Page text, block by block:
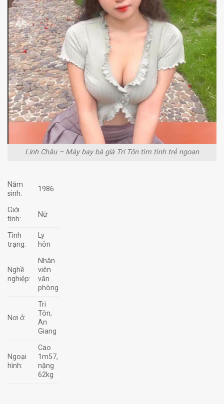
Linh Châu – Máy bay bà già Tri Tôn tìm tình trẻ ngoan
Năm
sinh:
1986
Giới
tính:
Nữ
Tình
trạng:
Ly
hôn
Nghề
nghiệp:
Nhân
viên
văn
phòng
Nơi ở:
Tri
Tôn,
An
Giang
Ngoại
hình:
Cao
1m57,
nặng
62kg